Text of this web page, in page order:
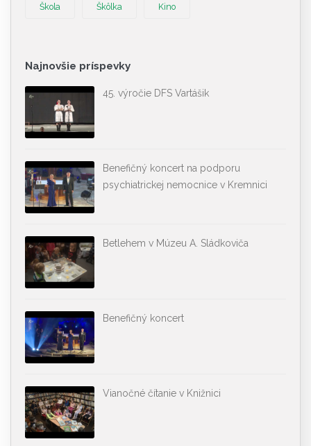
Škola Škôlka Kino
Najnovšie príspevky
45. výročie DFS Vartášik
Benefičný koncert na podporu
psychiatrickej nemocnice v Kremnici
Betlehem v Múzeu A. Sládkoviča
Benefičný koncert
Vianočné čítanie v Knižnici